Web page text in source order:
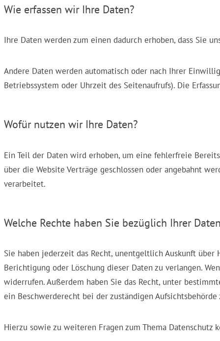
Wie erfassen wir Ihre Daten?
Ihre Daten werden zum einen dadurch erhoben, dass Sie
Andere Daten werden automatisch oder nach Ihrer
Betriebssystem oder Uhrzeit des Seitenaufrufs). Die
Wofür nutzen wir Ihre Daten?
Ein Teil der Daten wird erhoben, um eine fehlerfreie
über die Website Verträge geschlossen oder angebahnt
verarbeitet.
Welche Rechte haben Sie bezüglich Ihrer
Sie haben jederzeit das Recht, unentgeltlich Auskunft
Berichtigung oder Löschung dieser Daten zu verlangen.
widerrufen. Außerdem haben Sie das Recht, unter
ein Beschwerderecht bei der zuständigen Aufsichtsbehörde
Hierzu sowie zu weiteren Fragen zum Thema Datenschutz